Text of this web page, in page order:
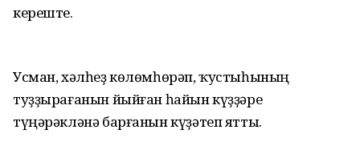
кереште.
Усман, хәлһеҙ көлөмһөрәп, ҡустыһының
туҙҙырағанын йыйған һайын күҙҙәре
түңәрәкләнә барғанын күҙәтеп ятты.